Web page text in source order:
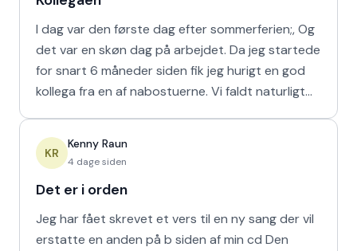
I dag var den første dag efter sommerferien;, Og
det var en skøn dag på arbejdet. Da jeg startede
for snart 6 måneder siden fik jeg hurigt en god
kollega fra en af nabostuerne. Vi faldt naturligt
KR
Kenny Raun
4 dage siden
Det er i orden
Jeg har fået skrevet et vers til en ny sang der vil
erstatte en anden på b siden af min cd Den